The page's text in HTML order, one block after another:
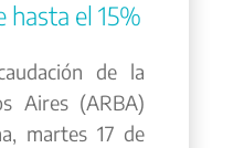
hasta el 15%
de la
Aires (ARBA)
martes 17 de